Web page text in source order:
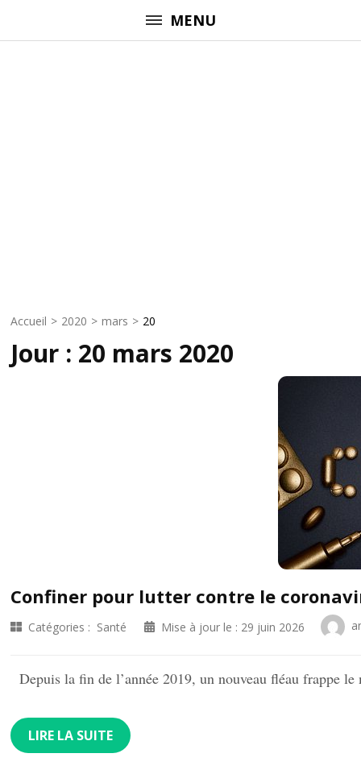
au
MENU
Accueil > 2020 > mars > 20
Jour : 20 mars 2020
Confiner pour lutter contre le
Catégories : Santé Mise à jour le : 29 juin 2026
Depuis la fin de l’année 2019, un nouveau fléau frappe
LIRE LA SUITE